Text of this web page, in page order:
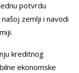
potvrdu
zemlji i navodi
kreditnog
ekonomske